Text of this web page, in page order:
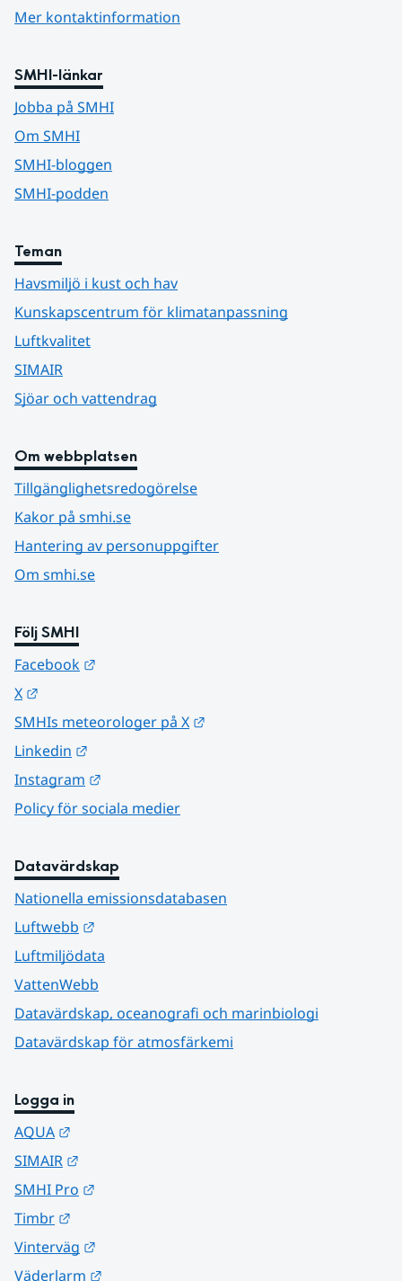
Mer kontaktinformation
SMHI-länkar
Jobba på SMHI
Om SMHI
SMHI-bloggen
SMHI-podden
Teman
Havsmiljö i kust och hav
Kunskapscentrum för klimatanpassning
Luftkvalitet
SIMAIR
Sjöar och vattendrag
Om webbplatsen
Tillgänglighetsredogörelse
Kakor på smhi.se
Hantering av personuppgifter
Om smhi.se
Följ SMHI
Facebook
X
SMHIs meteorologer på X
Linkedin
Instagram
Policy för sociala medier
Datavärdskap
Nationella emissionsdatabasen
Luftwebb
Luftmiljödata
VattenWebb
Datavärdskap, oceanografi och marinbiologi
Datavärdskap för atmosfärkemi
Logga in
AQUA
SIMAIR
SMHI Pro
Timbr
Vinterväg
Väderlarm